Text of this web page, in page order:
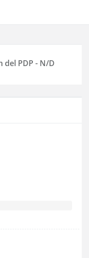
del PDP - N/D